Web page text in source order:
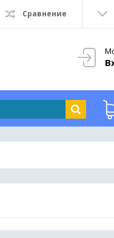
Сравнение